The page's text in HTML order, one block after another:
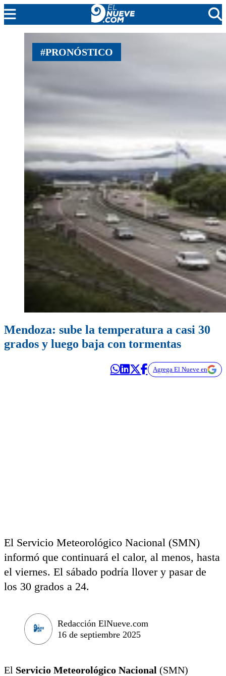
MENDOZA
CADA DÍA
EN VIVO
#PRONÓSTICO
Mendoza: sube la temperatura a casi 30
grados y luego baja con tormentas
Agrega El Nueve en
El Servicio Meteorológico Nacional (SMN)
informó que continuará el calor, al menos, hasta
el viernes. El sábado podría llover y pasar de
los 30 grados a 24.
Redacción ElNueve.com
16 de septiembre 2025
El Servicio Meteorológico Nacional (SMN)